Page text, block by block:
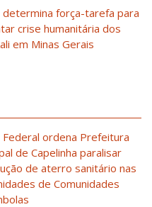
determina força-tarefa para
crise humanitária dos
em Minas Gerais
Federal ordena Prefeitura
de Capelinha paralisar
de aterro sanitário nas
de Comunidades